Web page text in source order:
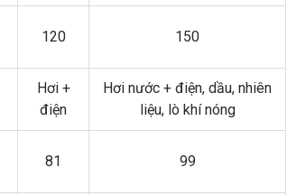
120 150
Hơi +
điện
Hơi nước + điện, dầu, nhiên
liệu, lò khí nóng
81 99